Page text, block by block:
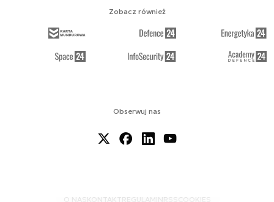
Obserwuj nas
O NAS KONTAKTREGULAMINRSS COOKIES
Zobacz również